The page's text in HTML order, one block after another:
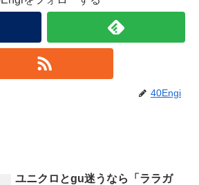
40Engi
ユニクロとgu迷うなら「ララガ